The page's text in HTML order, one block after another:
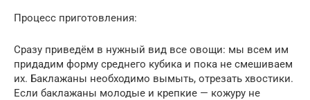
Процесс приготовления:
Сразу приведём в нужный вид все овощи: мы всем им
придадим форму среднего кубика и пока не смешиваем
их. Баклажаны необходимо вымыть, отрезать хвостики.
Если баклажаны молодые и крепкие — кожуру не